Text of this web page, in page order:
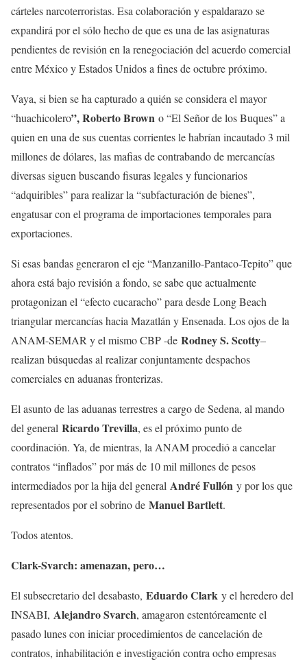
cárteles narcoterroristas. Esa colaboración y espaldarazo se
expandirá por el sólo hecho de que es una de las asignaturas
pendientes de revisión en la renegociación del acuerdo comercial
entre México y Estados Unidos a fines de octubre próximo.
Vaya, si bien se ha capturado a quién se considera el mayor
“huachicolero”, Roberto Brown o “El Señor de los Buques” a
quien en una de sus cuentas corrientes le habrían incautado 3 mil
millones de dólares, las mafias de contrabando de mercancías
diversas siguen buscando fisuras legales y funcionarios
“adquiribles” para realizar la “subfacturación de bienes”,
engatusar con el programa de importaciones temporales para
exportaciones.
Si esas bandas generaron el eje “Manzanillo-Pantaco-Tepito” que
ahora está bajo revisión a fondo, se sabe que actualmente
protagonizan el “efecto cucaracho” para desde Long Beach
triangular mercancías hacia Mazatlán y Ensenada. Los ojos de la
ANAM-SEMAR y el mismo CBP -de Rodney S. Scotty–
realizan búsquedas al realizar conjuntamente despachos
comerciales en aduanas fronterizas.
El asunto de las aduanas terrestres a cargo de Sedena, al mando
del general Ricardo Trevilla, es el próximo punto de
coordinación. Ya, de mientras, la ANAM procedió a cancelar
contratos “inflados” por más de 10 mil millones de pesos
intermediados por la hija del general André Fullón y por los que
representados por el sobrino de Manuel Bartlett.
Todos atentos.
Clark-Svarch: amenazan, pero…
El subsecretario del desabasto, Eduardo Clark y el heredero del
INSABI, Alejandro Svarch, amagaron estentóreamente el
pasado lunes con iniciar procedimientos de cancelación de
contratos, inhabilitación e investigación contra ocho empresas